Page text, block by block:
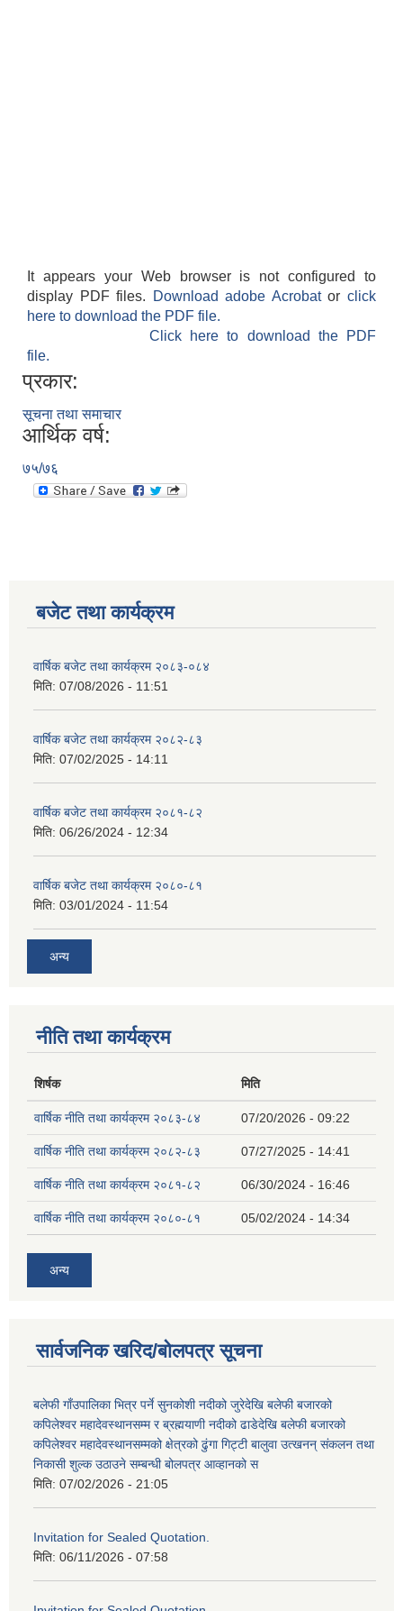
It appears your Web browser is not configured to
display PDF files.
Download adobe Acrobatorclick
here to download the PDF file.
Click here to download the PDF
file.
प्रकार:
सूचना तथा समाचार
आर्थिक वर्ष:
७५/७६
बजेट तथा कार्यक्रम
वार्षिक बजेट तथा कार्यक्रम २०८३-०८४
मिति: 07/08/2026 - 11:51
वार्षिक बजेट तथा कार्यक्रम २०८२-८३
मिति: 07/02/2025 - 14:11
वार्षिक बजेट तथा कार्यक्रम २०८१-८२
मिति: 06/26/2024 - 12:34
वार्षिक बजेट तथा कार्यक्रम २०८०-८१
मिति: 03/01/2024 - 11:54
अन्य
नीति तथा कार्यक्रम
शिर्षक मिति
वार्षिक नीति तथा कार्यक्रम २०८३-८४ 07/20/2026 - 09:22
वार्षिक नीति तथा कार्यक्रम २०८२-८३ 07/27/2025 - 14:41
वार्षिक नीति तथा कार्यक्रम २०८१-८२ 06/30/2024 - 16:46
वार्षिक नीति तथा कार्यक्रम २०८०-८१ 05/02/2024 - 14:34
अन्य
सार्वजनिक खरिद/बोलपत्र सूचना
बलेफी गाँउपालिका भित्र पर्ने सुनकोशी नदीको जुरेदेखि बलेफी बजारको
कपिलेश्वर महादेवस्थानसम्म र ब्रह्मयाणी नदीको ढाडेदेखि बलेफी बजारको
कपिलेश्वर महादेवस्थानसम्मको क्षेत्रको ढुंगा गिट्टी बालुवा उत्खनन् संकलन तथा
निकासी शुल्क उठाउने सम्बन्धी बोलपत्र आव्हानको स
मिति: 07/02/2026 - 21:05
Invitation for Sealed Quotation.
मिति: 06/11/2026 - 07:58